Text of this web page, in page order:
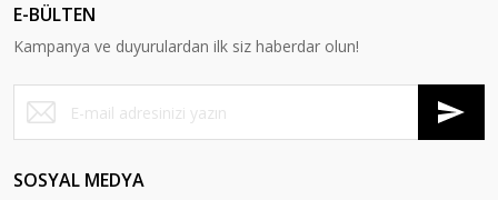
E-BÜLTEN
Kampanya ve duyurulardan ilk siz haberdar olun!
SOSYAL MEDYA